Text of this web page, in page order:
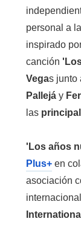
personal a
inspirado
canción
Vegas junto
Pallejáy
las
'Los años
Plus+en
asociación
International